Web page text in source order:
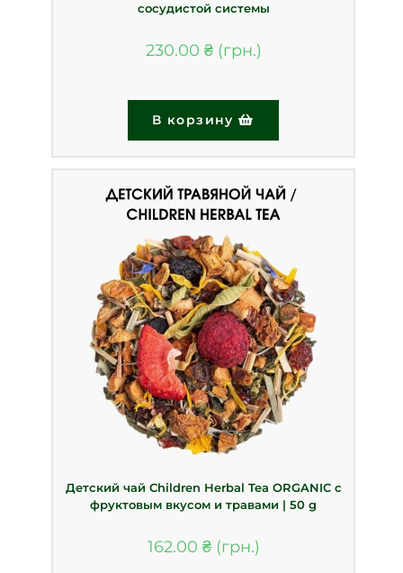
сосудистой системы
230.00 ₴
В корзину
Детский чай Children Herbal Tea ORGANIC с
фруктовым вкусом и травами | 50 g
162.00 ₴